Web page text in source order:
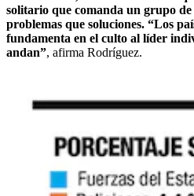
solitario que comanda un grupo de
problemas que soluciones. “Los
fundamenta en el culto al líder
andan”, afirma Rodríguez.